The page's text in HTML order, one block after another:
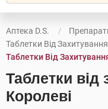
Аптека D.S.
Таблетки Від Захитування
Таблетки Від
Таблетки від
Королеві